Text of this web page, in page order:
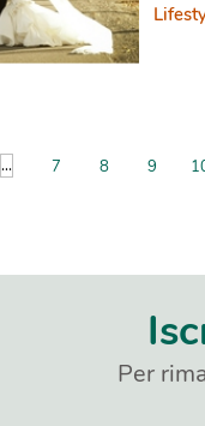
... 7 8 9
Per